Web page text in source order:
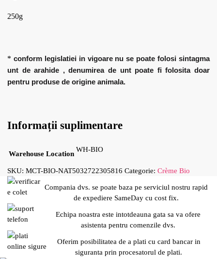
250g
* conform legislatiei in vigoare nu se poate folosi sintagma
unt de arahide , denumirea de unt poate fi folosita doar
pentru produse de origine animala.
Informații suplimentare
Warehouse Location
WH-BIO
SKU: MCT-BIO-NAT5032722305816 Categorie: Crème Bio
Compania dvs. se poate baza pe serviciul nostru rapid
de expediere SameDay cu cost fix.
Echipa noastra este intotdeauna gata sa va ofere
asistenta pentru comenzile dvs.
Oferim posibilitatea de a plati cu card bancar in
siguranta prin procesatorul de plati.